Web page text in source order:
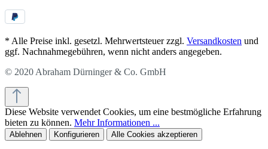
* Alle Preise inkl. gesetzl. Mehrwertsteuer zzgl. Versandkosten und
ggf. Nachnahmegebühren, wenn nicht anders angegeben.
© 2020 Abraham Dürninger & Co. GmbH
Diese Website verwendet Cookies, um eine bestmögliche Erfahrung
bieten zu können. Mehr Informationen ...
Ablehnen Konfigurieren Alle Cookies akzeptieren